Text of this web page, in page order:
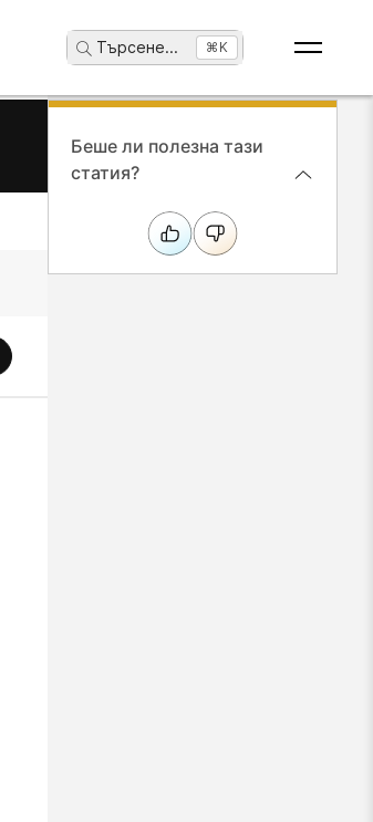
Търсене... ⌘K
Беше ли полезна тази
статия?